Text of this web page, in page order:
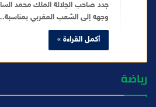
جدد صاحب الجلالة الملك محمد
وجهه إلى الشعب المغربي
أكمل القراءة »
رياضة